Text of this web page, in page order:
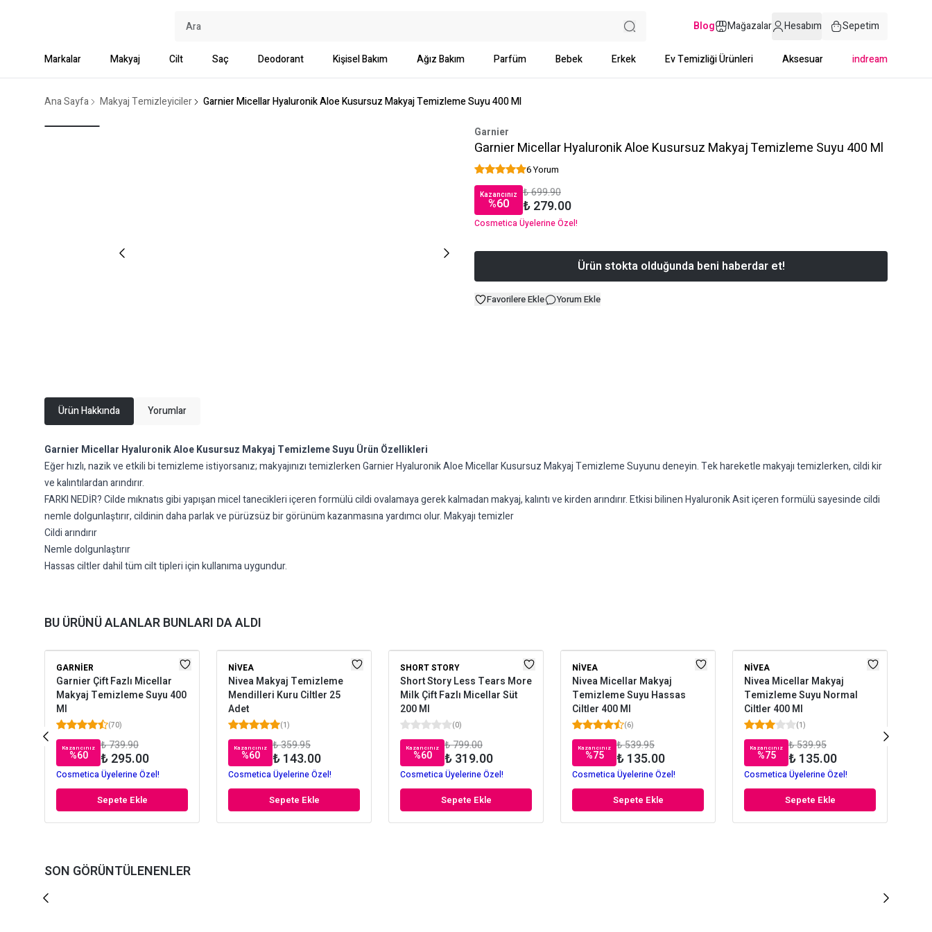
Blog Mağazalar Hesabım Sepetim
Markalar Makyaj Cilt Saç Deodorant Kişisel Bakım Ağız Bakım Parfüm Bebek Erkek Ev Temizliği Ürünleri Aksesuar indream
Ana Sayfa Makyaj Temizleyiciler Garnier Micellar Hyaluronik Aloe Kusursuz Makyaj Temizleme Suyu 400 Ml
Garnier
Garnier Micellar Hyaluronik Aloe Kusursuz Makyaj Temizleme Suyu 400 Ml
6 Yorum
Kazancınız
%60
₺ 699.90
₺ 279.00
Cosmetica Üyelerine Özel!
Ürün stokta olduğunda beni haberdar et!
Favorilere Ekle Yorum Ekle
Ürün Hakkında Yorumlar
Garnier Micellar Hyaluronik Aloe Kusursuz Makyaj Temizleme Suyu Ürün Özellikleri
Eğer hızlı, nazik ve etkili bi temizleme istiyorsanız; makyajınızı temizlerken Garnier Hyaluronik Aloe Micellar Kusursuz Makyaj Temizleme Suyunu deneyin. Tek hareketle makyajı temizlerken, cildi kir
ve kalıntılardan arındırır.
FARKI NEDİR? Cilde mıknatıs gibi yapışan micel tanecikleri içeren formülü cildi ovalamaya gerek kalmadan makyaj, kalıntı ve kirden arındırır. Etkisi bilinen Hyaluronik Asit içeren formülü sayesinde cildi
nemle dolgunlaştırır, cildinin daha parlak ve pürüzsüz bir görünüm kazanmasına yardımcı olur. Makyajı temizler
Cildi arındırır
Nemle dolgunlaştırır
Hassas ciltler dahil tüm cilt tipleri için kullanıma uygundur.
BU ÜRÜNÜ ALANLAR BUNLARI DA ALDI
GARNIER
Garnier Çift Fazlı Micellar
Makyaj Temizleme Suyu 400
Ml
(70)
Kazancınız
%60
₺ 739.90
₺ 295.00
Cosmetica Üyelerine Özel!
Sepete Ekle
NIVEA
Nivea Makyaj Temizleme
Mendilleri Kuru Ciltler 25
Adet
(1)
Kazancınız
%60
₺ 359.95
₺ 143.00
Cosmetica Üyelerine Özel!
Sepete Ekle
SHORT STORY
Short Story Less Tears More
Milk Çift Fazlı Micellar Süt
200 Ml
(0)
Kazancınız
%60
₺ 799.00
₺ 319.00
Cosmetica Üyelerine Özel!
Sepete Ekle
NIVEA
Nivea Micellar Makyaj
Temizleme Suyu Hassas
Ciltler 400 Ml
(6)
Kazancınız
%75
₺ 539.95
₺ 135.00
Cosmetica Üyelerine Özel!
Sepete Ekle
NIVEA
Nivea Micellar Makyaj
Temizleme Suyu Normal
Ciltler 400 Ml
(1)
Kazancınız
%75
₺ 539.95
₺ 135.00
Cosmetica Üyelerine Özel!
Sepete Ekle
SON GÖRÜNTÜLENENLER